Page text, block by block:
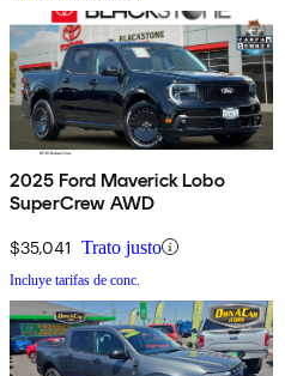
2025 Ford Maverick Lobo
SuperCrew AWD
$35,041 Trato justo
Incluye tarifas de conc.